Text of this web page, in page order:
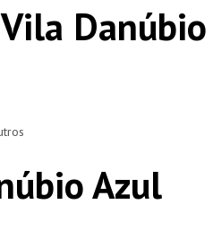
Danúbio
Azul